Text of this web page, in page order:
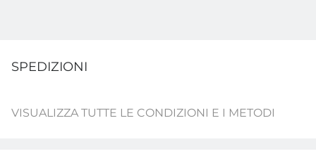
SPEDIZIONI
VISUALIZZA TUTTE LE CONDIZIONI E I METODI